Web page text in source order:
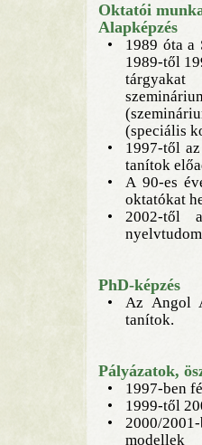
Oktatói
Alapképzés
•
1989 óta a
1989-től
tárgyakat
(speciális
•
1997-től
tanítok
•
A 90-es
oktatókat
•
2002-től
PhD-képzés
•
Az Angol
tanítok.
Pályázatok,
•
1997-ben
•
1999-től
•
2000/
modellek